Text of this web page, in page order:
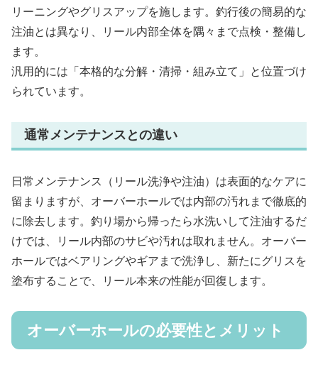
リーニングやグリスアップを施します。釣行後の簡易的な
注油とは異なり、リール内部全体を隅々まで点検・整備し
ます。
汎用的には「本格的な分解・清掃・組み立て」と位置づけ
られています。
通常メンテナンスとの違い
日常メンテナンス（リール洗浄や注油）は表面的なケアに
留まりますが、オーバーホールでは内部の汚れまで徹底的
に除去します。釣り場から帰ったら水洗いして注油するだ
けでは、リール内部のサビや汚れは取れません。オーバー
ホールではベアリングやギアまで洗浄し、新たにグリスを
塗布することで、リール本来の性能が回復します。
オーバーホールの必要性とメリット